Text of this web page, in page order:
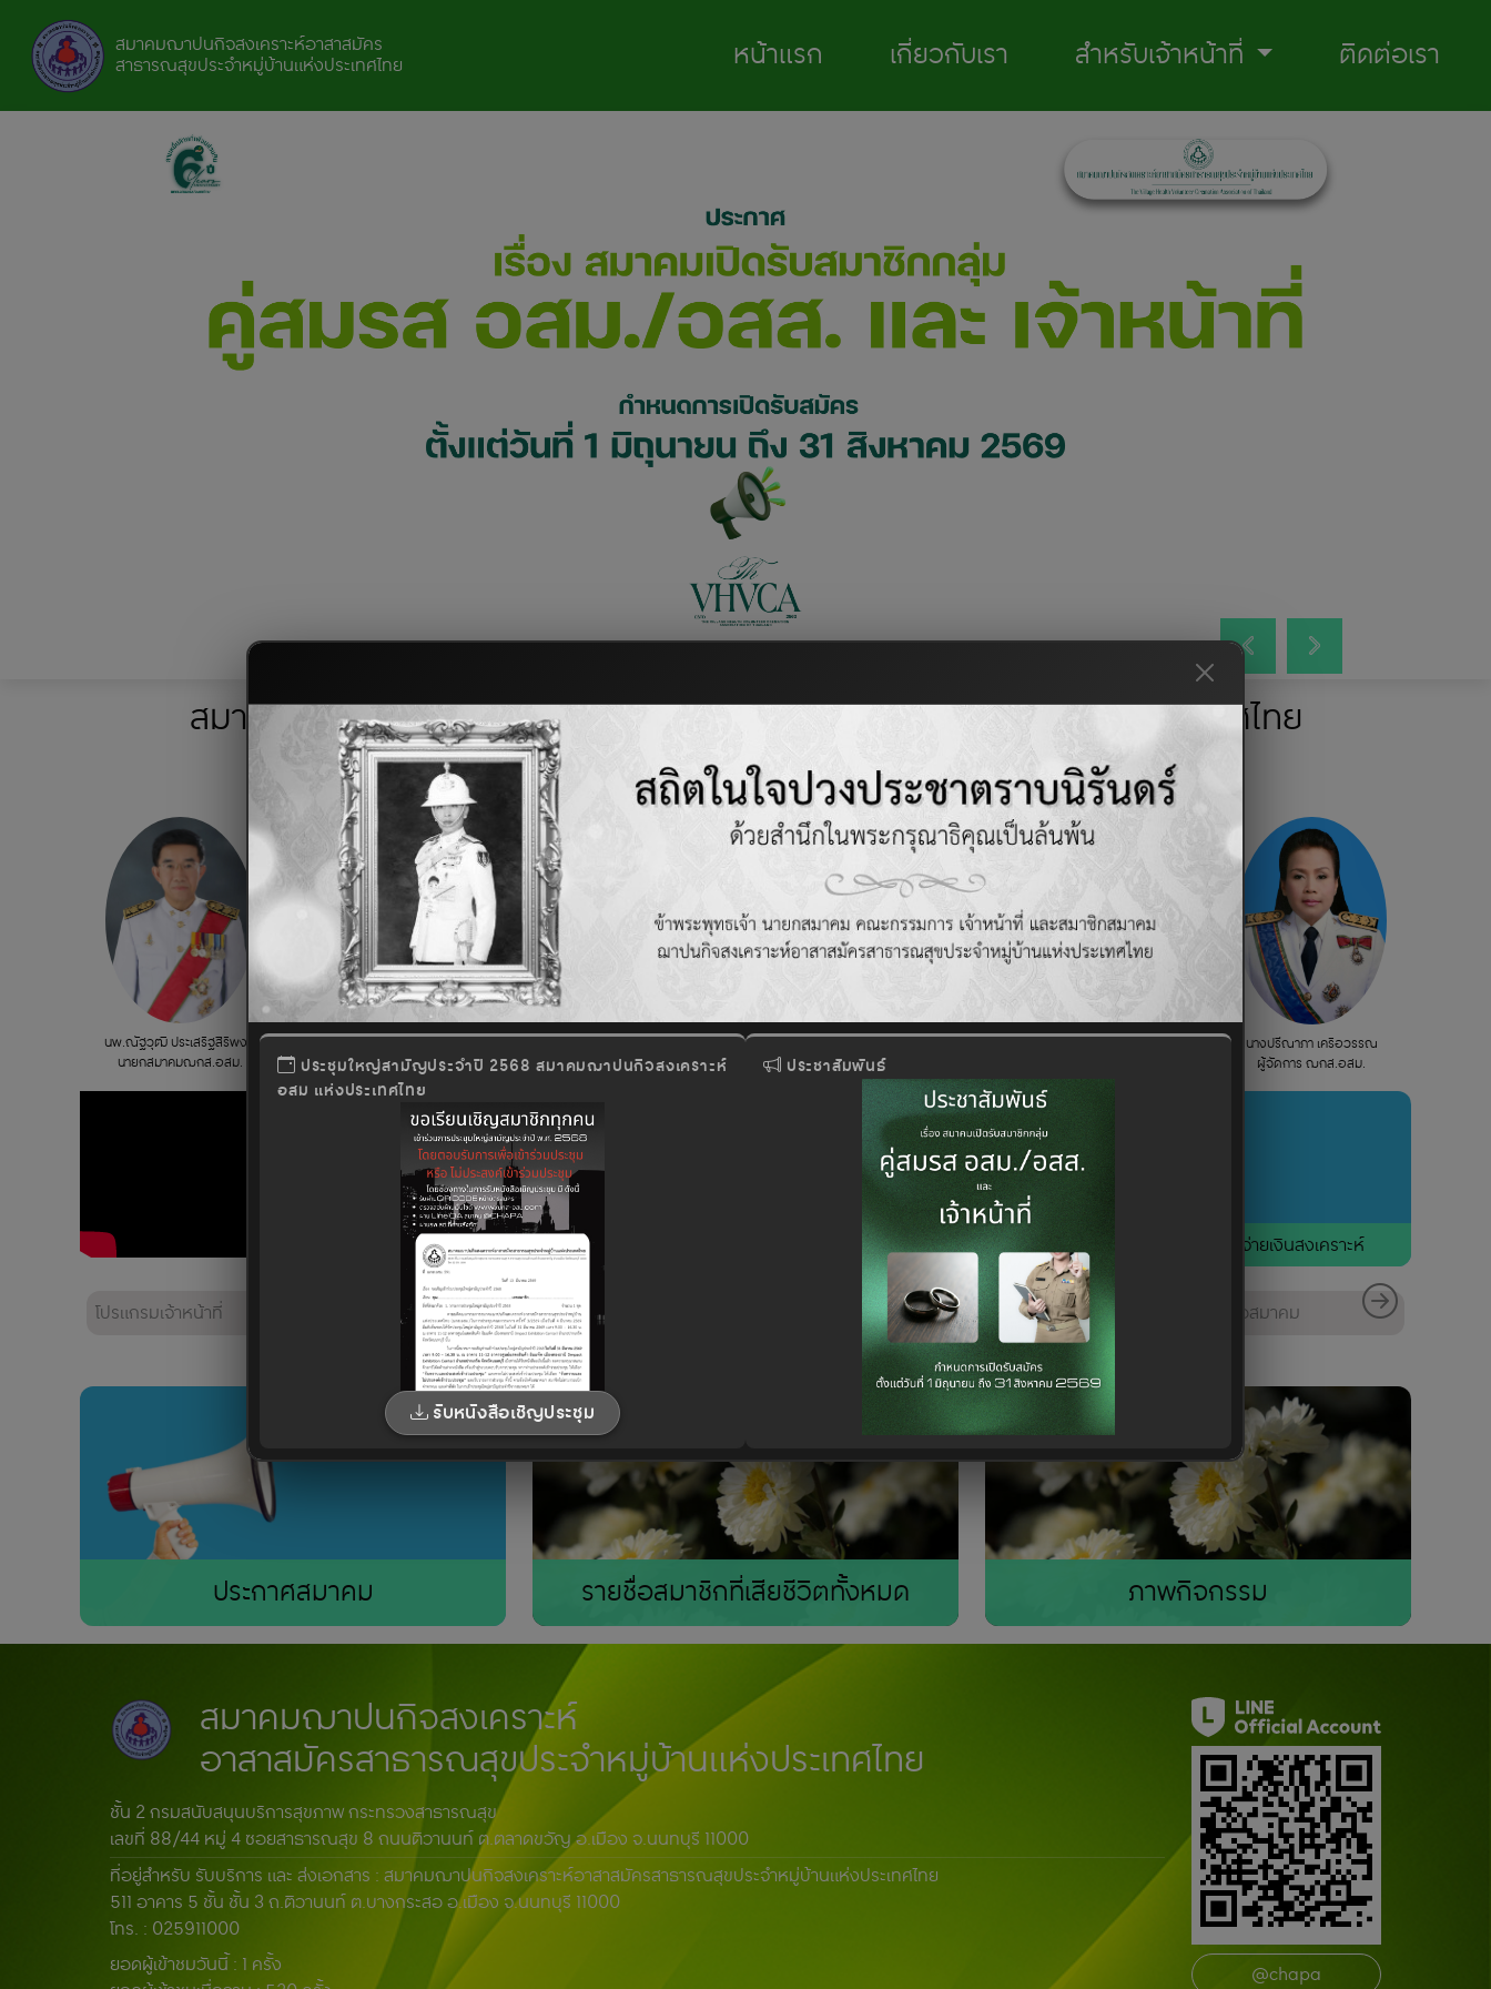
สมาคมฌาปนกิจสงเคราะห์อาสาสมัคร
สาธารณสุขประจำหมู่บ้านแห่งประเทศไทย หน้าแรก เกี่ยวกับเรา สำหรับเจ้าหน้าที่ ติดต่อเรา
สมาคมฌาปนกิจสงเคราะห์ อาสาสมัครสาธารณสุขประจำหมู่บ้านแห่งประเทศไทย
(ฌกส. อสม.)
นพ.ณัฐวุฒิ ประเสริฐสิริพงศ์
นายกสมาคมฌกส.อสม.
ตรวจสอบสถานะสมาชิก ตรวจสอบสถานะเอกสาร
ระเบียบข้อบังคับ
เป็นเพื่อนกับสมาคม
นางปรีณาภา เครือวรรณ
ผู้จัดการ ฌกส.อสม.
ประชาสัมพันธ์สมาคม รายชื่อผู้เสียชีวิตที่จ่ายเงินสงเคราะห์
โปรแกรมเจ้าหน้าที่ ดาวน์โหลดเอกสาร รายชื่อสมาชิกพ้นสภาพ แนวทางการดําเนินงาน
รายชื่่อรับรองคู่สมรส และ
เจ้าหน้าที่ 2025
ติดต่อสมาคม
ประกาศสมาคม รายชื่อสมาชิกที่เสียชีวิตทั้งหมด ภาพกิจกรรม
ประชุมใหญ่สามัญประจำปี 2568 สมาคมฌาปนกิจสงเคราะห์
อสม แห่งประเทศไทย
รับหนังสือเชิญประชุม
ประชาสัมพันธ์
สมาคมฌาปนกิจสงเคราะห์
อาสาสมัครสาธารณสุขประจำหมู่บ้านแห่งประเทศไทย
ชั้น 2 กรมสนับสนุนบริการสุขภาพ กระทรวงสาธารณสุข
เลขที่ 88/44 หมู่ 4 ซอยสาธารณสุข 8 ถนนติวานนท์ ต.ตลาดขวัญ อ.เมือง จ.นนทบุรี 11000
ที่อยู่สำหรับ รับบริการ และ ส่งเอกสาร : สมาคมฌาปนกิจสงเคราะห์อาสาสมัครสาธารณสุขประจำหมู่บ้านแห่งประเทศไทย
511 อาคาร 5 ชั้น ชั้น 3 ถ.ติวานนท์ ต.บางกระสอ อ.เมือง จ.นนทบุรี 11000
โทร. : 025911000
ยอดผู้เข้าชมวันนี้ : 1 ครั้ง
@chapa